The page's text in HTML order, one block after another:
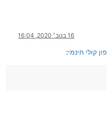
16 בנוב׳ 2020, 16:04
קולי חינמי: